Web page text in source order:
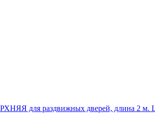
для раздвижных дверей, длина 2 м.